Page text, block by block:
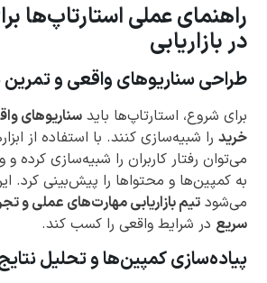
در بازاریابی
طراحی سناریوهای واقعی و
برای شروع، استارتاپ‌ها باید سناریوهای
خرید را شبیه‌سازی کنند. با استفاده از
می‌توان رفتار کاربران را شبیه‌سازی کرده
به کمپین‌ها و محتواها را پیش‌بینی کرد.
می‌شود تیم بازاریابی مهارت‌های عملی و
سریع در شرایط واقعی را کسب کند.
پیاده‌سازی کمپین‌ها و تحلیل